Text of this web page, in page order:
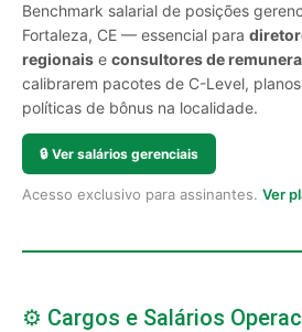
Benchmark salarial de posições
Fortaleza, CE — essencial para
regionais e consultores de
calibrarem pacotes de C-Level,
políticas de bônus na localidade.
🔒 Ver salários gerenciais
Acesso exclusivo para assinantes. Ver
⚙️ Cargos e Salários